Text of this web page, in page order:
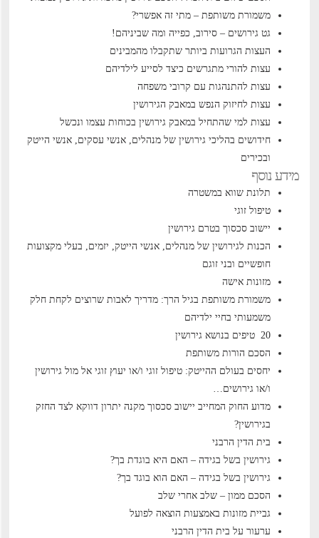
משמורת משותפת – מתי זה אפשרי?
גט גירושים – סירוב, כפייה ומה שביניהם!
העצות הגרועות ביותר שתקבלו מהמבינים
עצות להורי מתגרשים כיצד לסייע לילדיהם
עצות להתנהגות עם קרובי משפחה
עצות לחיזוק הנפש במאבק הגירושין
עצות למי שהתחיל במאבק גירושין בכוחות עצמו ונכשל
חידושים בהליכי גירושין של מנהלים, אנשי עסקים, אנשי הייטק
ובכירים
מידע נוסף
תלונת שווא במשטרה
טיפול זוגי
יישוב סכסוך בטרם גירושין
הכנות לגירושין של מנהלים, אנשי הייטק, יזמים, בעלי מקצועות
חופשיים ובני זוגם
מזונות אישה
משמורת משותפת בגיל הרך: מדריך לאבות שרוצים לקחת חלק
משמעותי בחיי ילדיהם
20 טיפים בנושא גירושין
הסכם הורות משותפת
יחסים בעולם ההייטק: טיפול זוגי ו/או יעוץ זוגי אל מול גירושין
ו/או גירושים…
מדוע החוק המחייב יישוב סכסוך מקנה יתרון דווקא לצד החזק
בגירושין?
בית הדין הרבני
גירושין בשל בגידה – האם היא בוגדת בך?
גירושין בשל בגידה – האם הוא בוגד בך?
הסכם ממון – שלב אחרי שלב
גביית מזונות באמצעות הוצאה לפועל
ערעור על בית הדין הרבני